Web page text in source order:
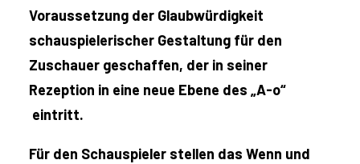
Voraussetzung der Glaubwürdigkeit
schauspielerischer Gestaltung für den
Zuschauer geschaffen, der in seiner
Rezeption in eine neue Ebene des „A-o“
eintritt.
Für den Schauspieler stellen das Wenn und